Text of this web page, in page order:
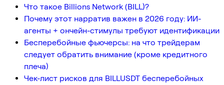
Что такое Billions Network (BILL)?
Почему этот нарратив важен в 2026 году: ИИ-
агенты + ончейн-стимулы требуют идентификации
Бесперебойные фьючерсы: на что трейдерам
следует обратить внимание (кроме кредитного
плеча)
Чек-лист рисков для BILLUSDT бесперебойных